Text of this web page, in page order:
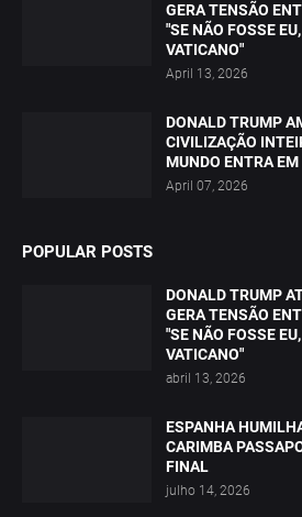
GERA TENSÃO
"SE NÃO FOSSE
VATICANO"
April 13, 2026
DONALD TRUMP
CIVILIZAÇÃO
MUNDO ENTRA EM
April 07, 2026
POPULAR POSTS
DONALD TRUMP
GERA TENSÃO
"SE NÃO FOSSE
VATICANO"
abril 13, 2026
ESPANHA
CARIMBA
FINAL
julho 14, 2026